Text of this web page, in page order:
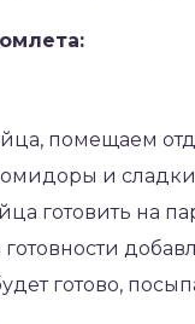
помещаем
и
готовить на
готовности
готово,